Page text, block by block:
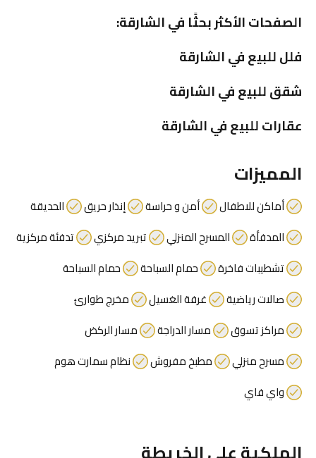
الصفحات الأكثر بحثًا في الشارقة:
فلل للبيع في الشارقة
شقق للبيع في الشارقة
عقارات للبيع في الشارقة
المميزات
أماكن للاطفال أمن و حراسة إنذار حريق
الحديقة
المدفأة
المسرح المنزلي تبريد مركزي
تدفئة مركزية
تشطيبات فاخرة
حمام السباحة
حمام السباحة
صالات رياضية
غرفة الغسيل
مخرج طوارئ
مراكز تسوق
مسار الدراجة
مسار الركض
مسرح منزلي
مطبخ مفروش
نظام سمارت هوم
واي فاي